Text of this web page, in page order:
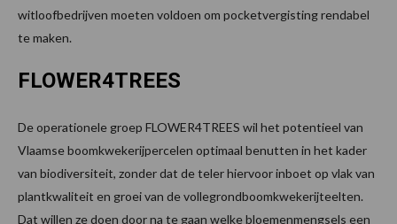
witloofbedrijven moeten voldoen om pocketvergisting rendabel
te maken.
FLOWER4TREES
De operationele groep FLOWER4TREES wil het potentieel van
Vlaamse boomkwekerijpercelen optimaal benutten in het kader
van biodiversiteit, zonder dat de teler hiervoor inboet op vlak van
plantkwaliteit en groei van de vollegrondboomkwekerijteelten.
Dat willen ze doen door na te gaan welke bloemenmengsels een